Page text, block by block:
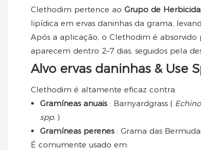
Clethodim pertence ao Grupo de
lipídica em ervas daninhas da grama,
Após a aplicação, o Clethodim é
aparecem dentro 2–7 dias, seguidos pela
Alvo ervas daninhas & Use
Clethodim é altamente eficaz contra:
Gramíneas anuais : Barnyardgrass (
spp. )
Gramíneas perenes : Grama das
É comumente usado em: